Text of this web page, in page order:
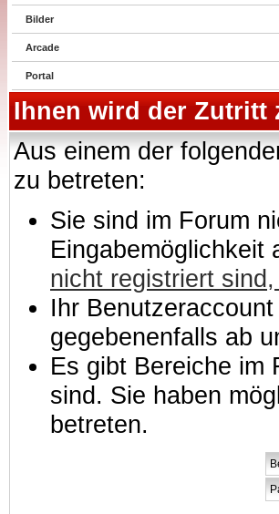
Bilder
Arcade
Portal
Ihnen wird der Zutritt
Aus einem der
zu betreten:
Sie sind im Forum
nicht registriert
Ihr
gegebenenfalls ab
Es gibt Bereiche im
sind. Sie haben
betreten.